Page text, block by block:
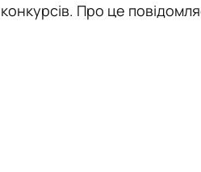
це повідомляє
словами
доброю традицією, а в